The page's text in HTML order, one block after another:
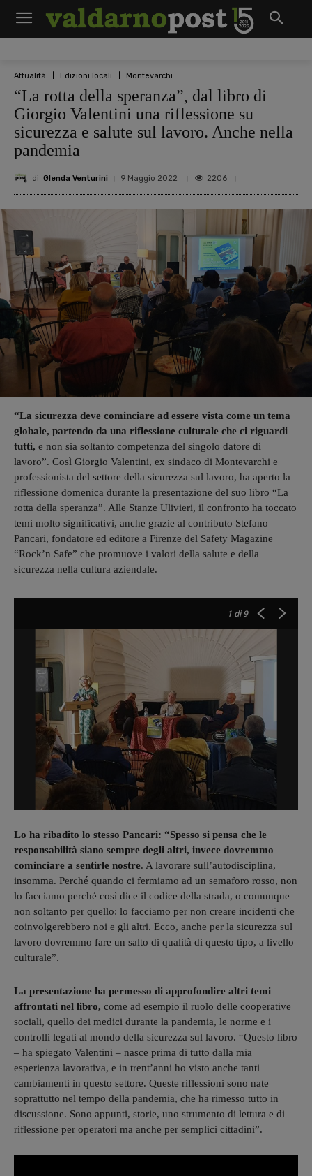
Attualità Edizioni locali Montevarchi
“La rotta della speranza”, dal libro di
Giorgio Valentini una riflessione su
sicurezza e salute sul lavoro. Anche nella
pandemia
di Glenda Venturini 9 Maggio 2022 2206
“La sicurezza deve cominciare ad essere vista come un tema
globale, partendo da una riflessione culturale che ci riguardi
tutti, e non sia soltanto competenza del singolo datore di
lavoro”. Così Giorgio Valentini, ex sindaco di Montevarchi e
professionista del settore della sicurezza sul lavoro, ha aperto la
riflessione domenica durante la presentazione del suo libro “La
rotta della speranza”. Alle Stanze Ulivieri, il confronto ha toccato
temi molto significativi, anche grazie al contributo Stefano
Pancari, fondatore ed editore a Firenze del Safety Magazine
“Rock’n Safe” che promuove i valori della salute e della
sicurezza nella cultura aziendale.
1 di 9
Lo ha ribadito lo stesso Pancari: “Spesso si pensa che le
responsabilità siano sempre degli altri, invece dovremmo
cominciare a sentirle nostre. A lavorare sull’autodisciplina,
insomma. Perché quando ci fermiamo ad un semaforo rosso, non
lo facciamo perché così dice il codice della strada, o comunque
non soltanto per quello: lo facciamo per non creare incidenti che
coinvolgerebbero noi e gli altri. Ecco, anche per la sicurezza sul
lavoro dovremmo fare un salto di qualità di questo tipo, a livello
culturale”.
La presentazione ha permesso di approfondire altri temi
affrontati nel libro, come ad esempio il ruolo delle cooperative
sociali, quello dei medici durante la pandemia, le norme e i
controlli legati al mondo della sicurezza sul lavoro. “Questo libro
– ha spiegato Valentini – nasce prima di tutto dalla mia
esperienza lavorativa, e in trent’anni ho visto anche tanti
cambiamenti in questo settore. Queste riflessioni sono nate
soprattutto nel tempo della pandemia, che ha rimesso tutto in
discussione. Sono appunti, storie, uno strumento di lettura e di
riflessione per operatori ma anche per semplici cittadini”.